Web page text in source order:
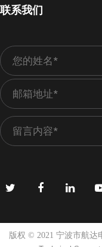
联系我们
版权 © 2021 宁波市航达